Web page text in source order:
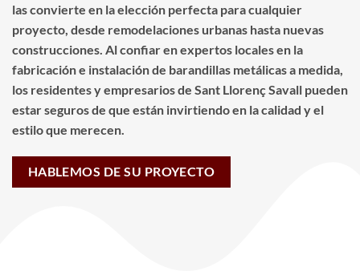
las convierte en la elección perfecta para cualquier
proyecto, desde remodelaciones urbanas hasta nuevas
construcciones. Al confiar en expertos locales en la
fabricación e instalación de barandillas metálicas a medida,
los residentes y empresarios de Sant Llorenç Savall pueden
estar seguros de que están invirtiendo en la calidad y el
estilo que merecen.
HABLEMOS DE SU PROYECTO